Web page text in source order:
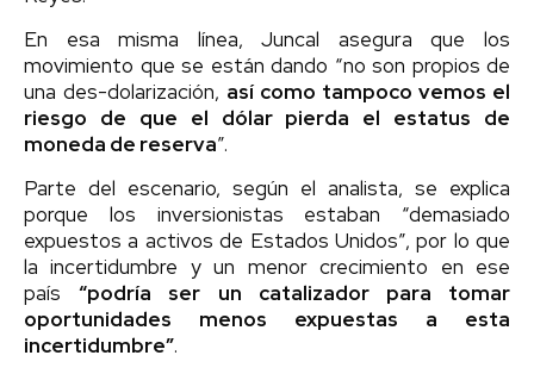
En esa misma línea, Juncal asegura que los
movimiento que se están dando “no son propios de
una des-dolarización, así como tampoco vemos el
riesgo de que el dólar pierda el estatus de
moneda de reserva”.
Parte del escenario, según el analista, se explica
porque los inversionistas estaban “demasiado
expuestos a activos de Estados Unidos”, por lo que
la incertidumbre y un menor crecimiento en ese
país“podría ser un catalizador para tomar
oportunidades menos expuestas a esta
incertidumbre”.